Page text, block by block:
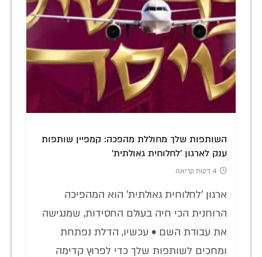
השותפות שלך מחוללת מהפכה: קמפיין שותפות
ענק לארגון 'לחלוחית גאולתית'
4 דקות קריאה
ארגון 'לחלוחית גאולתית' הוא המהפיכה
הרוחנית הכי חיה בעולם החסידות, שמנגישה
את עבודת השם • עכשיו, הדלת נפתחת
ומחכים לשותפות שלך כדי לפרוץ קדימה